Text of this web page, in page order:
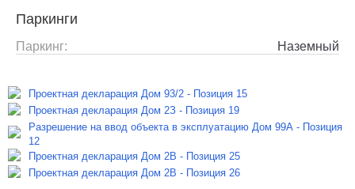
Паркинги
Паркинг: Наземный
Проектная декларация Дом 93/2 - Позиция 15
Проектная декларация Дом 2З - Позиция 19
Разрешение на ввод объекта в эксплуатацию Дом 99А - Позиция
12
Проектная декларация Дом 2В - Позиция 25
Проектная декларация Дом 2В - Позиция 26